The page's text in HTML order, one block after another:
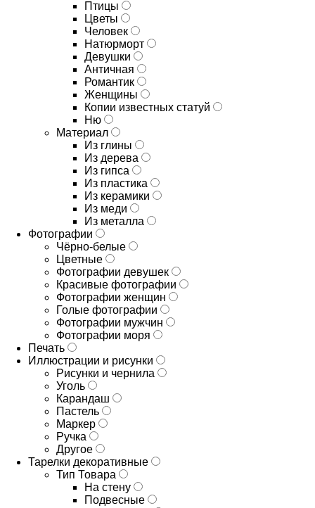
Птицы
Цветы
Человек
Натюрморт
Девушки
Античная
Романтик
Женщины
Копии известных статуй
Ню
Материал
Из глины
Из дерева
Из гипса
Из пластика
Из керамики
Из меди
Из металла
Фотографии
Чёрно-белые
Цветные
Фотографии девушек
Красивые фотографии
Фотографии женщин
Голые фотографии
Фотографии мужчин
Фотографии моря
Печать
Иллюстрации и рисунки
Рисунки и чернила
Уголь
Карандаш
Пастель
Маркер
Ручка
Другое
Тарелки декоративные
Тип Товара
На стену
Подвесные